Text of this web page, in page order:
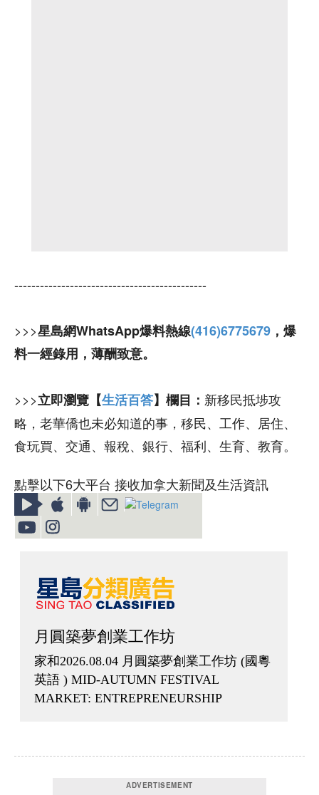
---------------------------------------------
>>>星島網WhatsApp爆料熱線(416)6775679 ，爆
料一經錄用，薄酬致意。
>>>立即瀏覽【生活百答】欄目： 新移民抵埗攻
略，老華僑也未必知道的事，移民、工作、居住、
食玩買、交通、報稅、銀行、福利、生育、教育。
點擊以下6大平台 接收加拿大新聞及生活資訊